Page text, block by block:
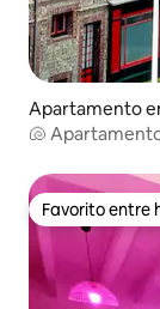
Apartamento
🐚
Favorito entre
Favorito entre